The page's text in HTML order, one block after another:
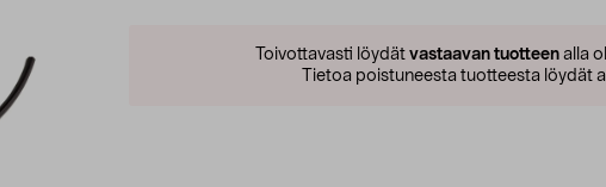
Toivottavasti löydät vastaavan tuotteen alla
Tietoa poistuneesta tuotteesta löydät